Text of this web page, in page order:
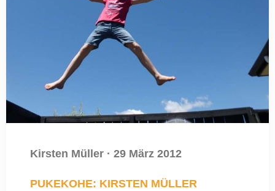
Kirsten Müller · 29 März 2012
PUKEKOHE: KIRSTEN MÜLLER